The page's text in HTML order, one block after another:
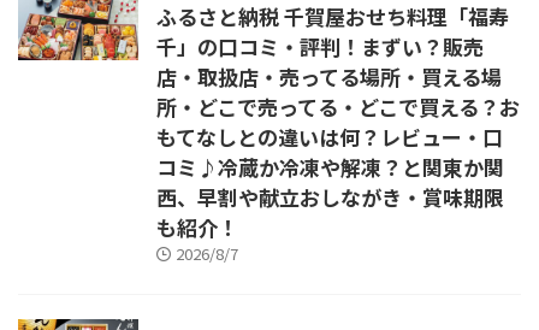
ふるさと納税 千賀屋おせち料理「福寿
千」の口コミ・評判！まずい？販売
店・取扱店・売ってる場所・買える場
所・どこで売ってる・どこで買える？お
もてなしとの違いは何？レビュー・口
コミ♪冷蔵か冷凍や解凍？と関東か関
西、早割や献立おしながき・賞味期限
も紹介！
2026/8/7